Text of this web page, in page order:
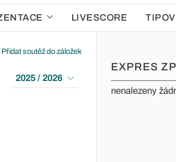
LIVESCORE
Přidat soutěž do záložek
2025 / 2026
EXPRES
nenalezeny